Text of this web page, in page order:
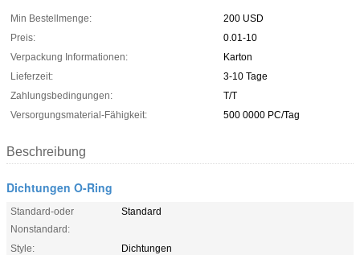
Min Bestellmenge:
200 USD
Preis:
0.01-10
Verpackung Informationen:
Karton
Lieferzeit:
3-10 Tage
Zahlungsbedingungen:
T/T
Versorgungsmaterial-Fähigkeit:
500 0000 PC/Tag
Beschreibung
Dichtungen O-Ring
Standard-oder
Nonstandard:
Standard
Style:
Dichtungen